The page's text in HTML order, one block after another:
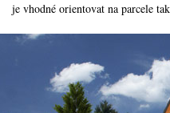
je vhodné orientovat na parcele